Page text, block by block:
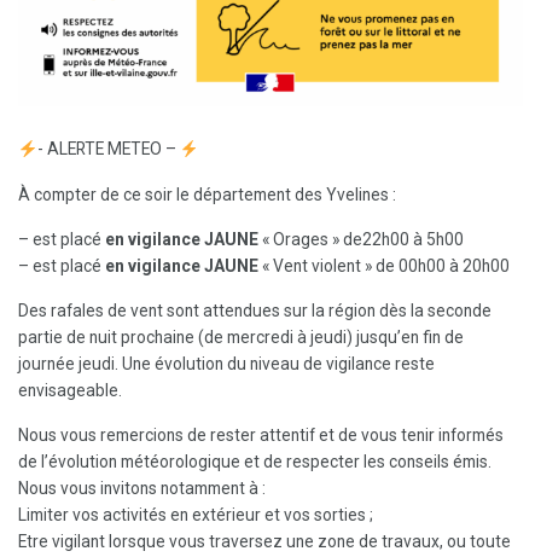
- ALERTE METEO –
À compter de ce soir le département des Yvelines :
– est placé en vigilance JAUNE « Orages » de22h00 à 5h00
– est placé en vigilance JAUNE « Vent violent » de 00h00 à 20h00
Des rafales de vent sont attendues sur la région dès la seconde
partie de nuit prochaine (de mercredi à jeudi) jusqu’en fin de
journée jeudi. Une évolution du niveau de vigilance reste
envisageable.
Nous vous remercions de rester attentif et de vous tenir informés
de l’évolution météorologique et de respecter les conseils émis.
Nous vous invitons notamment à :
Limiter vos activités en extérieur et vos sorties ;
Etre vigilant lorsque vous traversez une zone de travaux, ou toute